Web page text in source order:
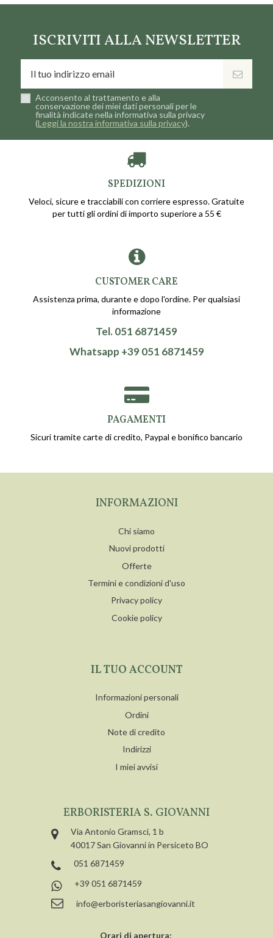
ISCRIVITI ALLA NEWSLETTER
Acconsento al trattamento e alla
conservazione dei miei dati personali per le
finalità indicate nella informativa sulla privacy
(Leggi la nostra informativa sulla privacy).
SPEDIZIONI
Veloci, sicure e tracciabili con corriere espresso. Gratuite
per tutti gli ordini di importo superiore a 55 €
CUSTOMER CARE
Assistenza prima, durante e dopo l'ordine. Per qualsiasi
informazione
Tel. 051 6871459
Whatsapp +39 051 6871459
PAGAMENTI
Sicuri tramite carte di credito, Paypal e bonifico bancario
INFORMAZIONI
Chi siamo
Nuovi prodotti
Offerte
Termini e condizioni d'uso
Privacy policy
Cookie policy
IL TUO ACCOUNT
Informazioni personali
Ordini
Note di credito
Indirizzi
I miei avvisi
ERBORISTERIA S. GIOVANNI
Via Antonio Gramsci, 1 b
40017 San Giovanni in Persiceto BO
051 6871459
+39 051 6871459
info@erboristeriasangiovanni.it
Orari di apertura: